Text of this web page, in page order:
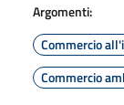
Argomenti:
Commercio
Commercio